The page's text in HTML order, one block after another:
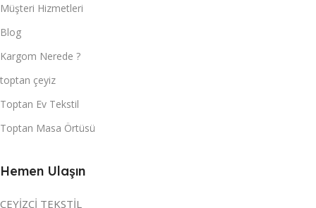
Müşteri Hizmetleri
Blog
Kargom Nerede ?
toptan çeyiz
Toptan Ev Tekstil
Toptan Masa Örtüsü
Hemen Ulaşın
ÇEYİZCİ TEKSTİL